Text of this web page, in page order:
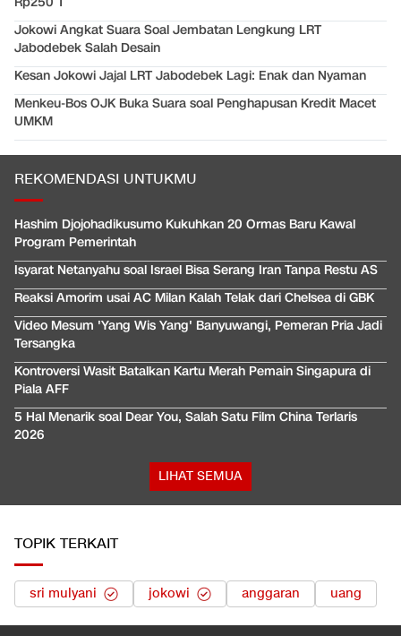
Jokowi Angkat Suara Soal Jembatan Lengkung LRT
Jabodebek Salah Desain
Kesan Jokowi Jajal LRT Jabodebek Lagi: Enak dan Nyaman
Menkeu-Bos OJK Buka Suara soal Penghapusan Kredit Macet
UMKM
REKOMENDASI UNTUKMU
Hashim Djojohadikusumo Kukuhkan 20 Ormas Baru Kawal
Program Pemerintah
Isyarat Netanyahu soal Israel Bisa Serang Iran Tanpa Restu AS
Reaksi Amorim usai AC Milan Kalah Telak dari Chelsea di GBK
Video Mesum 'Yang Wis Yang' Banyuwangi, Pemeran Pria Jadi
Tersangka
Kontroversi Wasit Batalkan Kartu Merah Pemain Singapura di
Piala AFF
5 Hal Menarik soal Dear You, Salah Satu Film China Terlaris
2026
LIHAT SEMUA
TOPIK TERKAIT
sri mulyani jokowi anggaran uang